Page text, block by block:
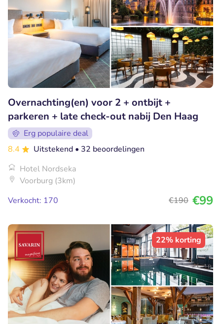
Overnachting(en) voor 2 + ontbijt +
parkeren + late check-out nabij Den Haag
Erg populaire deal
8.4
Uitstekend • 32 beoordelingen
Hotel Nordseka
Voorburg (3km)
Verkocht: 170
€190 €99
22% korting